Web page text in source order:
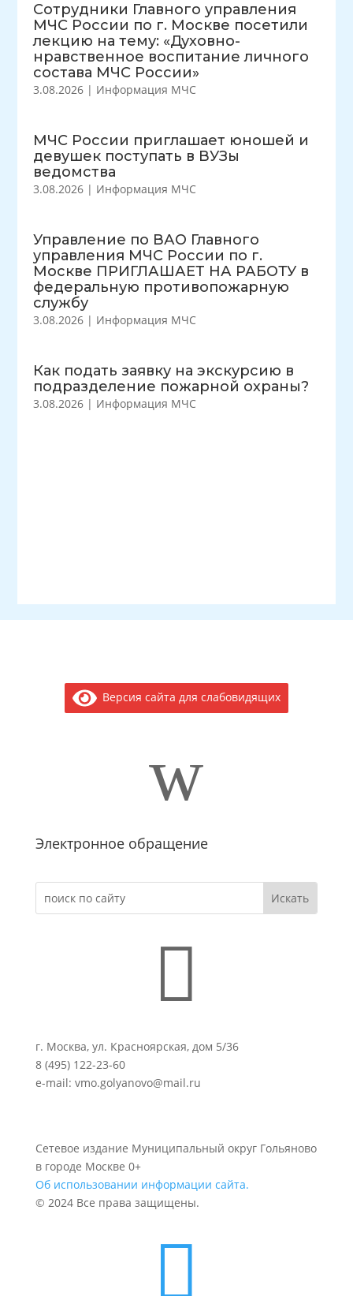
Сотрудники Главного управления
МЧС России по г. Москве посетили
лекцию на тему: «Духовно-
нравственное воспитание личного
состава МЧС России»
3.08.2026 | Информация МЧС
МЧС России приглашает юношей и
девушек поступать в ВУЗы
ведомства
3.08.2026 | Информация МЧС
Управление по ВАО Главного
управления МЧС России по г.
Москве ПРИГЛАШАЕТ НА РАБОТУ в
федеральную противопожарную
службу
3.08.2026 | Информация МЧС
Как подать заявку на экскурсию в
подразделение пожарной охраны?
3.08.2026 | Информация МЧС
Версия сайта для слабовидящих
w
Электронное обращение

г. Москва, ул. Красноярская, дом 5/36
8 (495) 122-23-60
e-mail: vmo.golyanovo@mail.ru
Сетевое издание Муниципальный округ Гольяново
в городе Москве 0+
Об использовании информации сайта.
© 2024 Все права защищены.
